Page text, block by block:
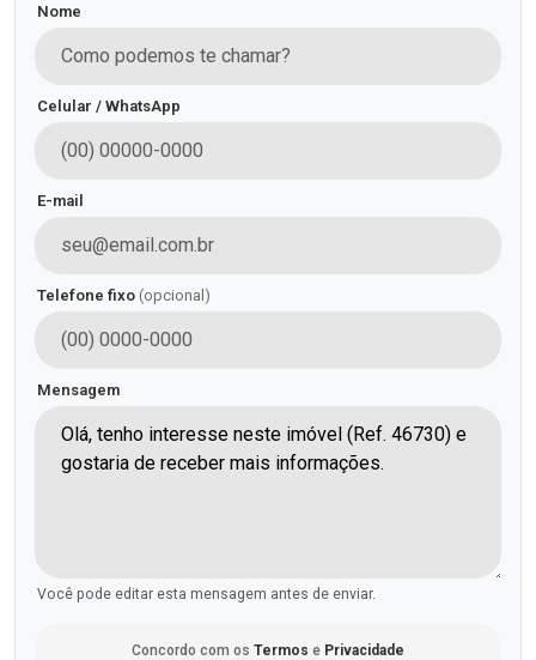
Nome
Celular / WhatsApp
E-mail
Telefone fixo (opcional)
Mensagem
Você pode editar esta mensagem antes de enviar.
Concordo com os Termos e Privacidade